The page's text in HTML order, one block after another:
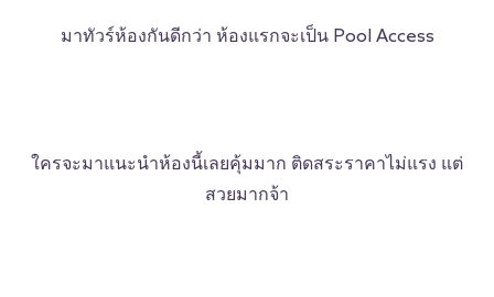
มาทัวร์ห้องกันดีกว่า ห้องแรกจะเป็น Pool Access
ใครจะมาแนะนำห้องนี้เลยคุ้มมาก ติดสระราคาไม่แรง แต่
สวยมากจ้า